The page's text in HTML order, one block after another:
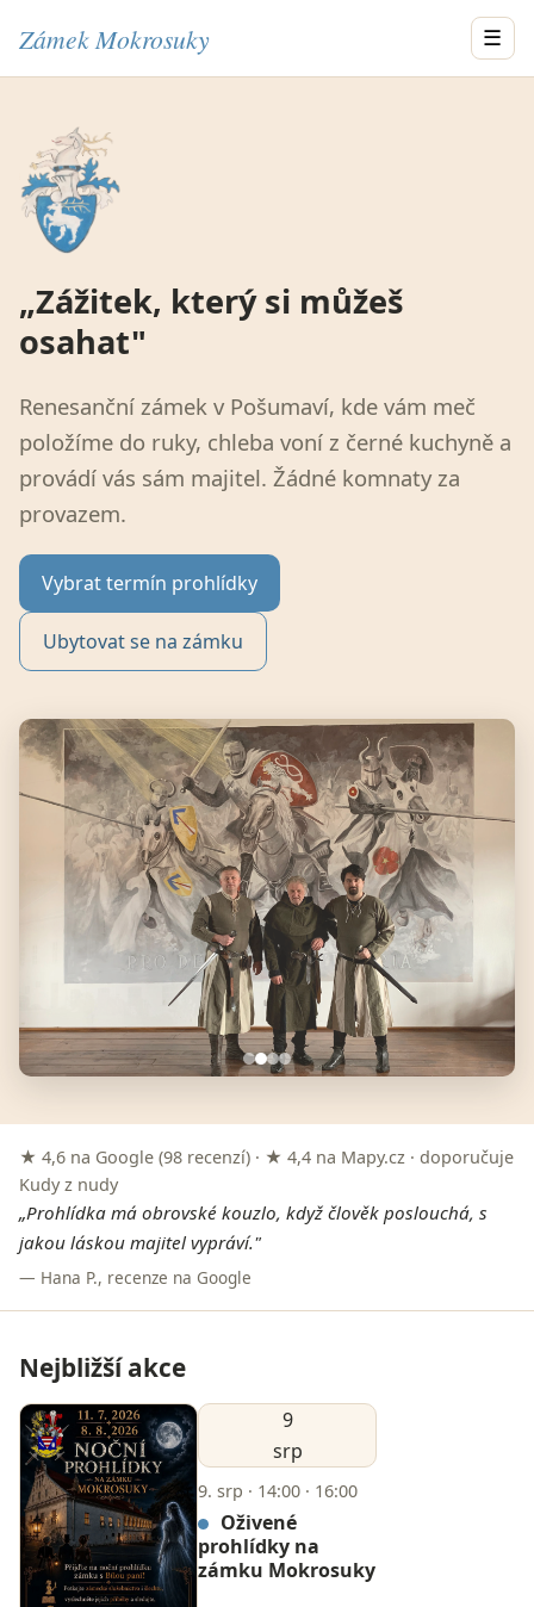
Zámek Mokrosuky ☰
„Zážitek, který si můžeš
osahat"
Renesanční zámek v Pošumaví, kde vám meč
položíme do ruky, chleba voní z černé kuchyně a
provádí vás sám majitel. Žádné komnaty za
provazem.
Vybrat termín prohlídky
Ubytovat se na zámku
★ 4,6 na Google (98 recenzí) · ★ 4,4 na Mapy.cz · doporučuje
Kudy z nudy
„Prohlídka má obrovské kouzlo, když člověk poslouchá, s
jakou láskou majitel vypráví."
— Hana P., recenze na Google
Nejbližší akce
9
srp
9. srp · 14:00 · 16:00
Oživené
prohlídky na
zámku Mokrosuky